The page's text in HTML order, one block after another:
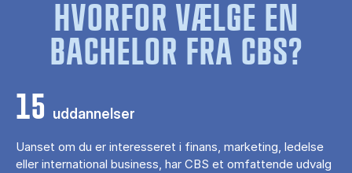
HVORFOR VÆLGE EN
BACHELOR FRA CBS?
15 uddannelser
Uanset om du er interesseret i finans, marketing, ledelse
eller international business, har CBS et omfattende udvalg